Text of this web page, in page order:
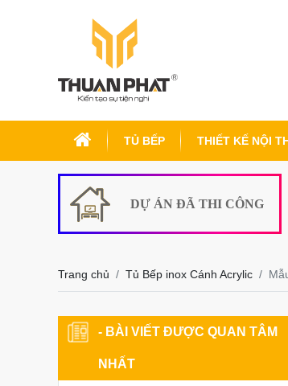
TỦ BẾP THIẾT KẾ NỘI
DỰ ÁN ĐÃ THI CÔNG
Trang chủ Tủ Bếp inox Cánh Acrylic
- BÀI VIẾT ĐƯỢC QUAN TÂM
NHẤT